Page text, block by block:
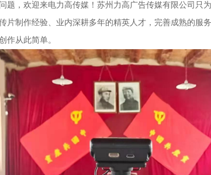
题，欢迎来电力高传媒！ 苏州力高广告传媒有限公司只
片制作经验、业内深耕多年的精英人才，完善成熟的服
作从此简单。